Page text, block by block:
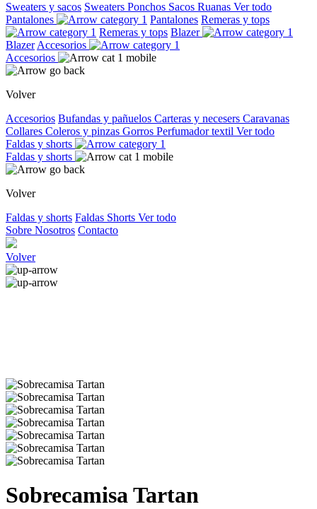
Sweaters y sacos Sweaters Ponchos Sacos Ruanas Ver todo
Pantalones
Pantalones Remeras y tops
Remeras y tops Blazer
Blazer Accesorios
Accesorios
Volver
Accesorios Bufandas y pañuelos Carteras y necesers Caravanas
Collares Coleros y pinzas Gorros Perfumador textil Ver todo
Faldas y shorts
Faldas y shorts
Volver
Faldas y shorts Faldas Shorts Ver todo
Sobre Nosotros Contacto
Volver
Sobrecamisa Tartan